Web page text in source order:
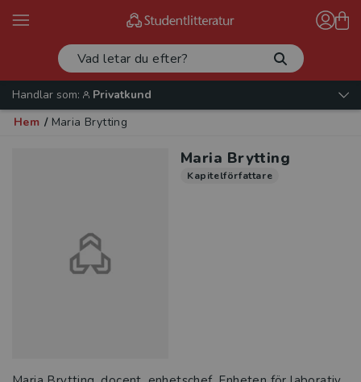
Handlar som:
Privatkund
Hem / Maria Brytting
Maria Brytting
Kapitelförfattare